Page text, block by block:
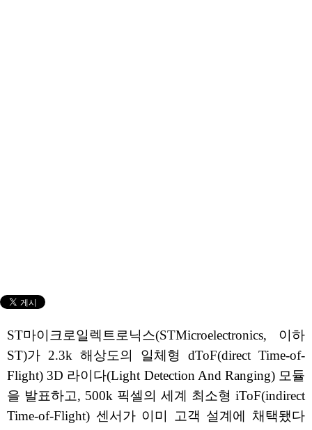
ST마이크로일렉트로닉스(STMicroelectronics, 이하
ST)가 2.3k 해상도의 일체형 dToF(direct Time-of-
Flight) 3D 라이다(Light Detection And Ranging) 모듈
을 발표하고, 500k 픽셀의 세계 최소형 iToF(indirect
Time-of-Flight) 센서가 이미 고객 설계에 채택됐다